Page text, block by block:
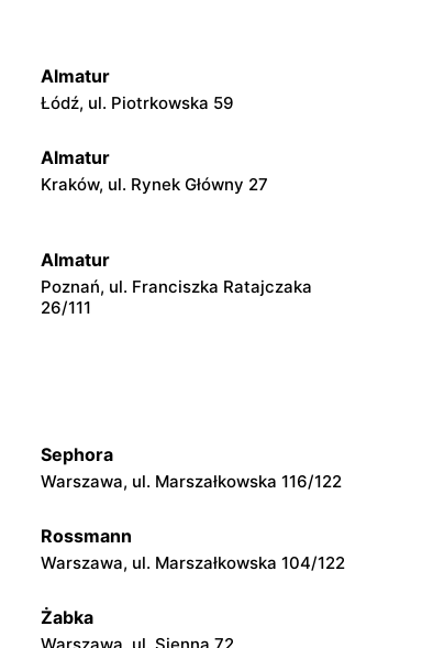
Almatur
Łódź, ul. Piotrkowska 59
Almatur
Kraków, ul. Rynek Główny 27
Almatur
Poznań, ul. Franciszka Ratajczaka
26/111
Sephora
Warszawa, ul. Marszałkowska 116/122
Rossmann
Warszawa, ul. Marszałkowska 104/122
Żabka